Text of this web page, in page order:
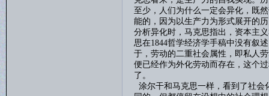
至少，人们为什么一定会异化，既
能的，因为以生产力为形式展开的
分析异化时，马克思指出，资本主
思在1844哲学经济学手稿中没有叙
于，劳动的二重社会属性，即私人
便已经作为外化劳动而存在，这个
了。
涂尔干和马克思一样，看到了社会